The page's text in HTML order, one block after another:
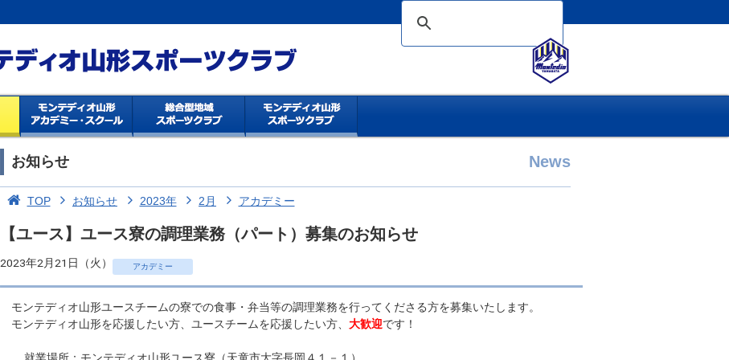
お知らせ News
TOP お知らせ 2023年 2月 アカデミー
【ユース】ユース寮の調理業務（パート）募集のお知らせ
2023年2月21日（火） アカデミー
モンテディオ山形ユースチームの寮での食事・弁当等の調理業務を行ってくださる方を募集いたします。
モンテディオ山形を応援したい方、ユースチームを応援したい方、 大歓迎です！